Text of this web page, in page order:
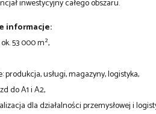
inwestycyjny całego obszaru.
informacje:
53 000 m²,
produkcja, usługi, magazyny, logistyka,
do A1 i A2,
dla działalności przemysłowej i